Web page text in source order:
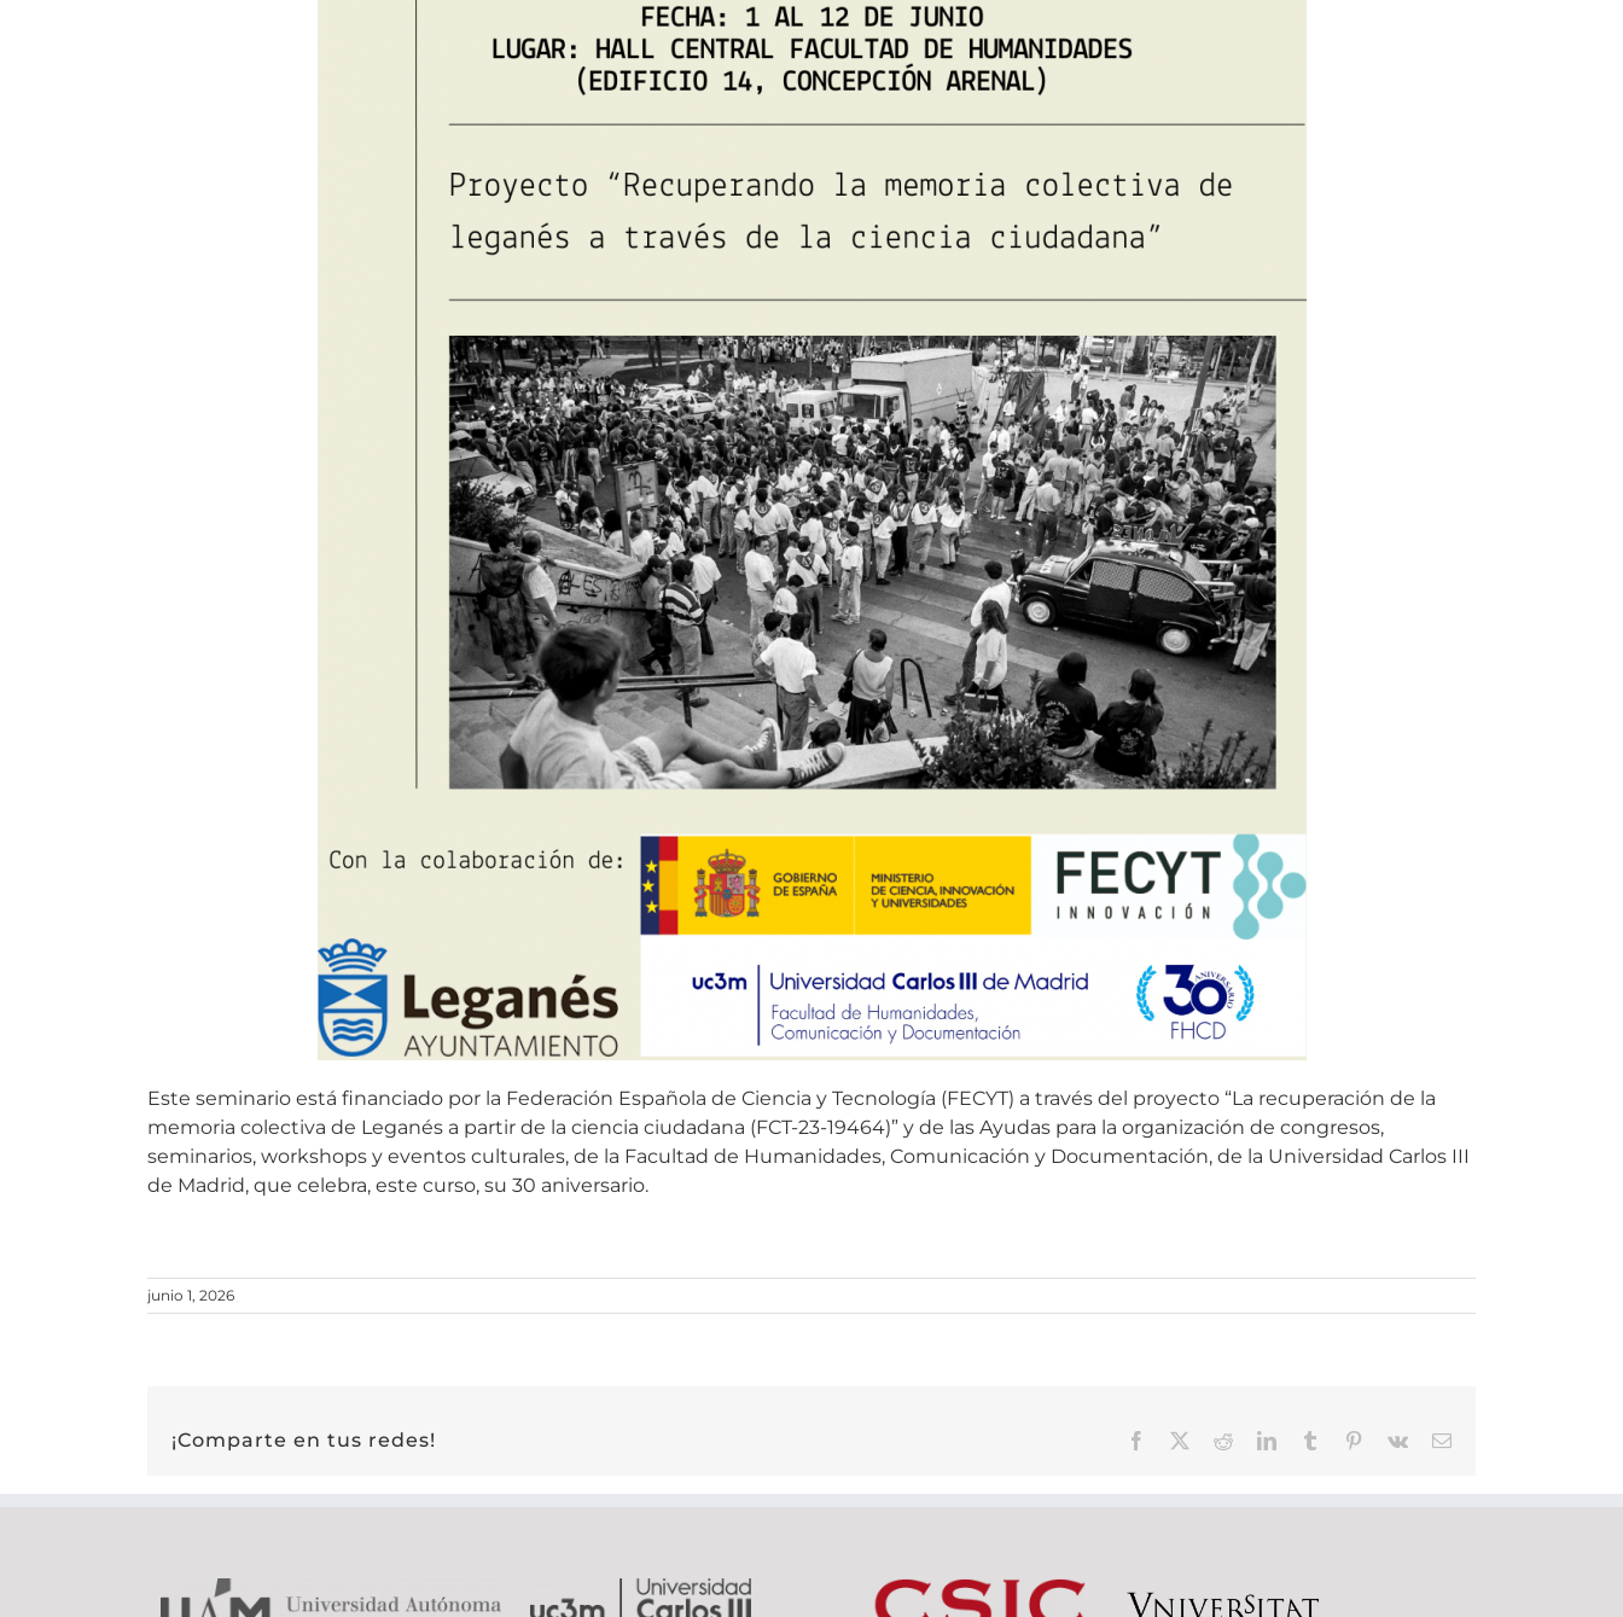
Este seminario está financiado por la Federación Española de Ciencia y Tecnología (FECYT) a través del proyecto “La recuperación de la
memoria colectiva de Leganés a partir de la ciencia ciudadana (FCT-23-19464)” y de las Ayudas para la organización de congresos,
seminarios, workshops y eventos culturales, de la Facultad de Humanidades, Comunicación y Documentación, de la Universidad Carlos III
de Madrid, que celebra, este curso, su 30 aniversario.
junio 1, 2026
¡Comparte en tus redes! Facebook RedditLinkedInTumblr Pinterest
Vk
Correo